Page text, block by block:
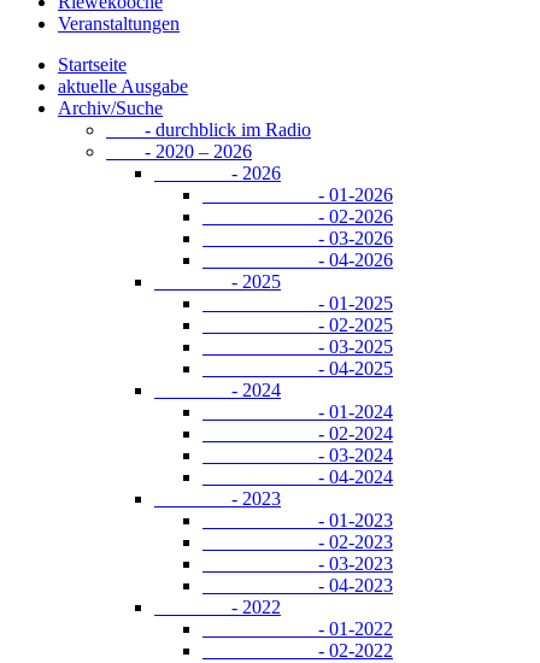
Veranstaltungen
Startseite
aktuelle Ausgabe
Archiv/Suche
- durchblick im Radio
- 2020 – 2026
- 2026
- 01-2026
- 02-2026
- 03-2026
- 04-2026
- 2025
- 01-2025
- 02-2025
- 03-2025
- 04-2025
- 2024
- 01-2024
- 02-2024
- 03-2024
- 04-2024
- 2023
- 01-2023
- 02-2023
- 03-2023
- 04-2023
- 2022
- 01-2022
- 02-2022